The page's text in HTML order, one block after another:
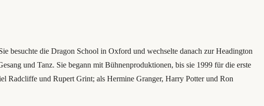
besuchte die Dragon School in Oxford und wechselte danach zur Headington
und Tanz. Sie begann mit Bühnenproduktionen, bis sie 1999 für die erste
Radcliffe und Rupert Grint; als Hermine Granger, Harry Potter und Ron